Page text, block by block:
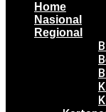
Home
Nasional
Regional